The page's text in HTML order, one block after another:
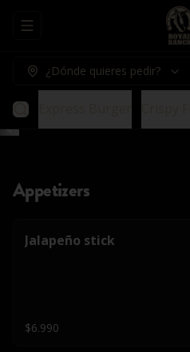
Abrir menu de navegación
¿Dónde quieres pedir?
Appetizers
Jalapeño stick
$6.990